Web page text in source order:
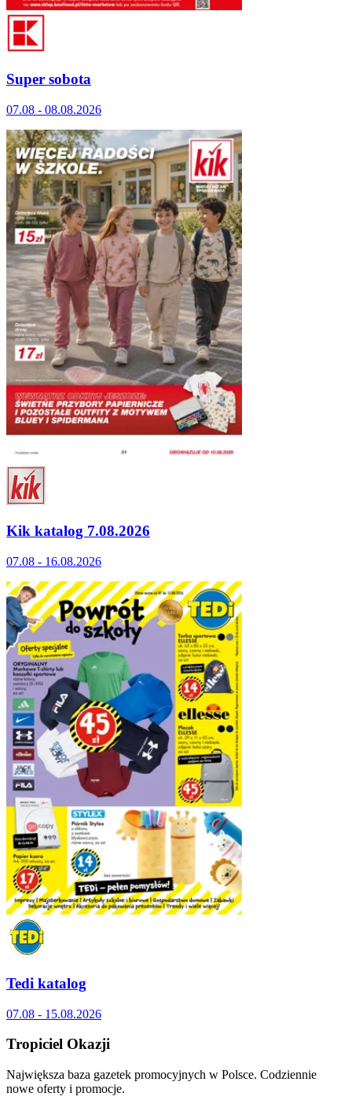
Super sobota
07.08 - 08.08.2026
Kik katalog 7.08.2026
07.08 - 16.08.2026
Tedi katalog
07.08 - 15.08.2026
Tropiciel Okazji
Największa baza gazetek promocyjnych w Polsce. Codziennie
nowe oferty i promocje.